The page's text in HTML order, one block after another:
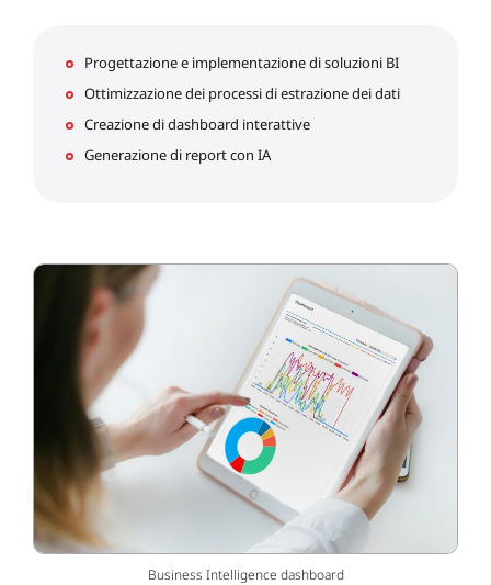
Progettazione e implementazione di soluzioni BI
Ottimizzazione dei processi di estrazione dei dati
Creazione di dashboard interattive
Generazione di report con IA
Business Intelligence dashboard